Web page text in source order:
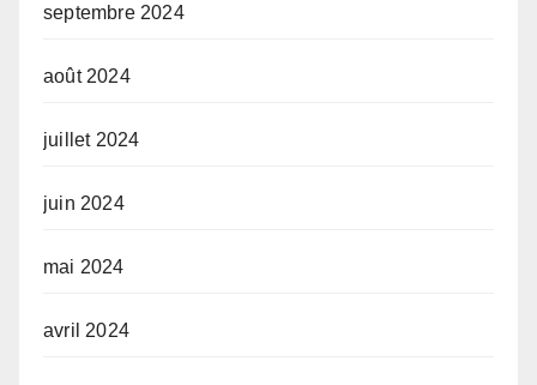
septembre 2024
août 2024
juillet 2024
juin 2024
mai 2024
avril 2024